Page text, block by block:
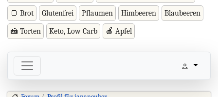
🍞 Brot Glutenfrei Pflaumen Himbeeren Blaubeeren
🍰 Torten Keto, Low Carb 🍎 Apfel